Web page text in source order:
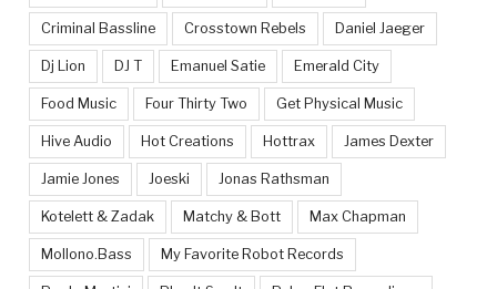
Criminal Bassline Crosstown Rebels Daniel Jaeger
Dj Lion DJ T Emanuel Satie Emerald City
Food Music Four Thirty Two Get Physical Music
Hive Audio Hot Creations Hottrax James Dexter
Jamie Jones Joeski Jonas Rathsman
Kotelett & Zadak Matchy & Bott Max Chapman
Mollono.Bass My Favorite Robot Records